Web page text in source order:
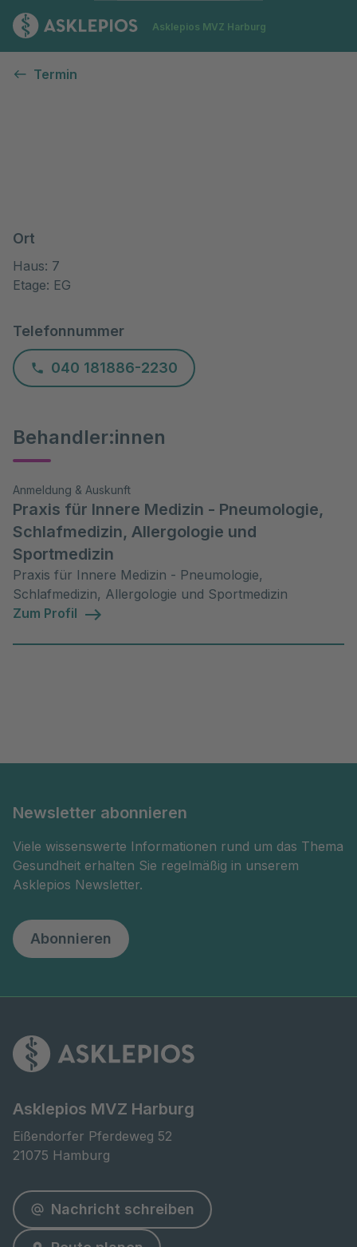
Zur Startseite
Asklepios MVZ Harburg
Termin
Ort
Haus: 7
Etage: EG
Telefonnummer
040 181886-2230
Behandler:innen
Anmeldung & Auskunft
Praxis für Innere Medizin - Pneumologie,
Schlafmedizin, Allergologie und
Sportmedizin
Praxis für Innere Medizin - Pneumologie,
Schlafmedizin, Allergologie und Sportmedizin
Zum Profil
Newsletter abonnieren
Viele wissenswerte Informationen rund um das Thema
Gesundheit erhalten Sie regelmäßig in unserem
Asklepios Newsletter.
Abonnieren
Asklepios MVZ Harburg
Eißendorfer Pferdeweg 52
21075 Hamburg
Nachricht schreiben